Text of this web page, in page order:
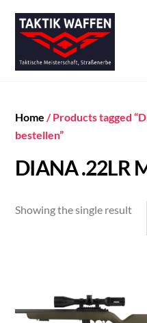
content
Home / Products tagged
bestellen”
DIANA .22LR
Showing the single result